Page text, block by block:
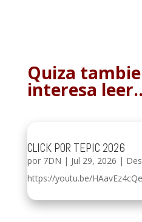
Quiza
interesa
CLICK POR TEPIC 2026
por 7DN | Jul 29, 2026 |
https://youtu.be/